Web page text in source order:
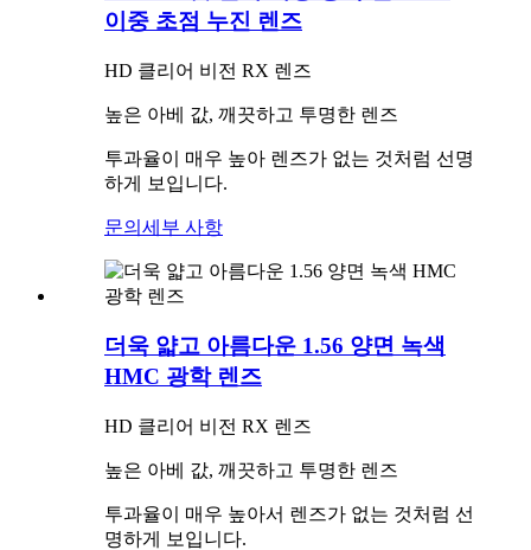
이중 초점 누진 렌즈
HD 클리어 비전 RX 렌즈
높은 아베 값, 깨끗하고 투명한 렌즈
투과율이 매우 높아 렌즈가 없는 것처럼 선명
하게 보입니다.
문의 세부 사항
더욱 얇고 아름다운 1.56 양면 녹색
HMC 광학 렌즈
HD 클리어 비전 RX 렌즈
높은 아베 값, 깨끗하고 투명한 렌즈
투과율이 매우 높아서 렌즈가 없는 것처럼 선
명하게 보입니다.